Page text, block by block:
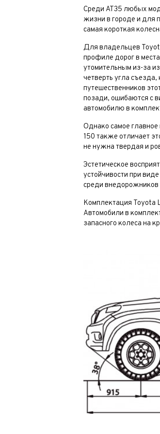
Среди AT35 любых
жизни в городе и для
самая короткая
Для владельцев
профиле дорог в
утомительным из-за
четверть угла
путешественников
позади, ошибаются с
автомобилю в
Однако самое
150 также отличает
не нужна твердая и
Эстетическое
устойчивости при
среди внедорожников
Комплектация Toyota
Автомобили в
запасного колеса на